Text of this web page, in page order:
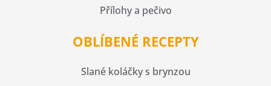
Přílohy a pečivo
OBLÍBENÉ RECEPTY
Slané koláčky s brynzou